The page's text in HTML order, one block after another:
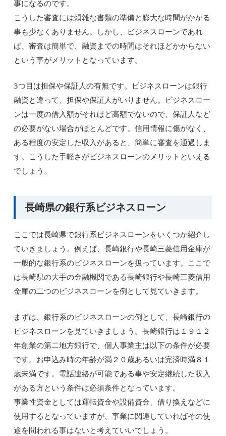
事になるのです。
こうした審査には煩雑な書類の準備と膨大な時間がかかる
事も少なくありません。しかし、ビジネスローンであれ
ば、審査は簡単で、融資までの時間はそれほどかからない
という事がメリットとなっています。
3つ目は担保や保証人の有無です。ビジネスローンは銀行
融資と違って、担保や保証人がいりません。ビジネスロー
ンは一度の借入額がそれほど高額でないので、保証人など
の必要がない場合がほとんどです。信用情報に傷がなく、
ある程度の安定した収入があると、簡単に審査を通過しま
す。こうした手軽さがビジネスローンのメリットといえる
でしょう。
長崎県の銀行系ビジネスローン
ここでは長崎県で銀行系ビジネスローンをいくつか紹介し
ていきましょう。例えば、長崎銀行や長崎三菱信用金庫が
一般的な銀行系のビジネスローンを扱っています。ここで
は長崎県の大手の金融機関である長崎銀行や長崎三菱信用
金庫の二つのビジネスローンを例として見ていきます。
まずは、銀行系のビジネスローンの例として、長崎銀行の
ビジネスローンを見ていきましょう。長崎銀行は１９１２
年創業の第二地方銀行で、個人事業主は以下の条件が必要
です。お申込み時の年齢が満２０歳あるいは完済時満８１
歳未満です。電話連絡が可能である事や安定継続した収入
がある方という条件は必須条件となっています。
事業性資金としては運転資金や設備資金、借り換えなどに
使用するとなっていますが、事業に関連していればその使
途を問われる事はないと考えていいでしょう。